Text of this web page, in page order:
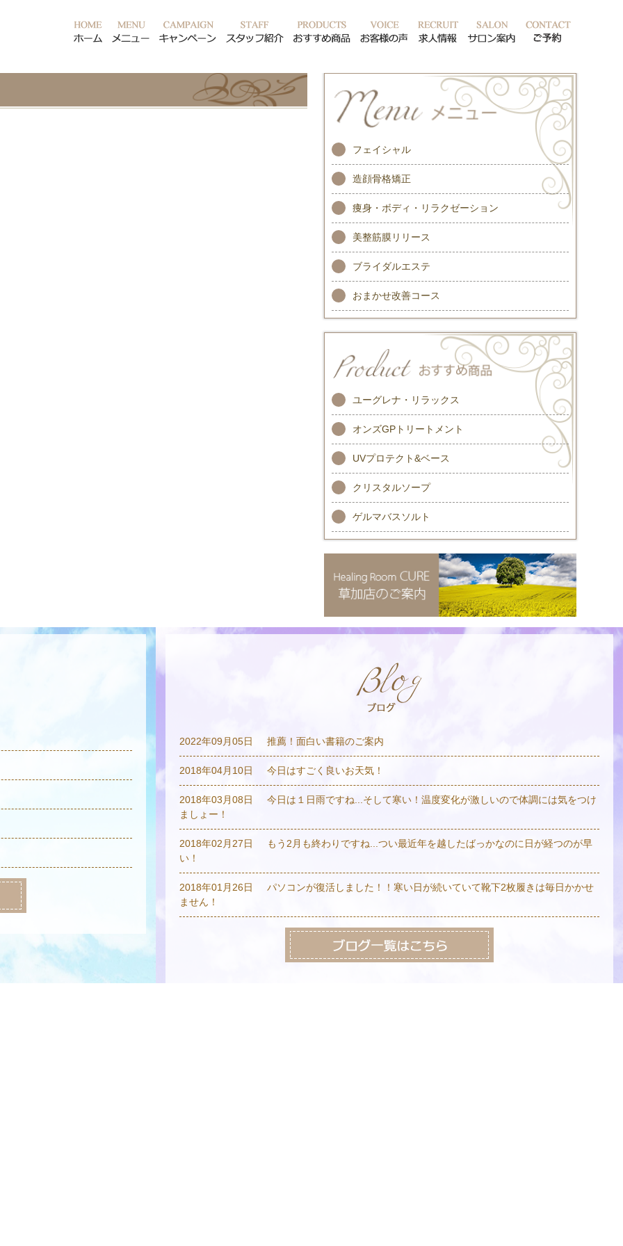
ホーム メニュー キャンペーン スタッフ紹介 おすすめ商品お客様の声 求人情報 サロン案内
フェイシャル
造顔骨格矯正
痩身・ボディ・リラクゼーション
美整筋膜リリース
ブライダルエステ
おまかせ改善コース
ユーグレナ・リラックス
オンズGPトリートメント
UVプロテクト&ベース
クリスタルソープ
ゲルマバスソルト
2022年09月05日 推薦！面白い書籍のご案内
2018年04月10日 今日はすごく良いお天気！
2018年03月08日
今日は１日雨ですね...そして寒い！温度変化が激しいので体調には気をつけ
ましょー！
2018年02月27日
もう2月も終わりですね...つい最近年を越したばっかなのに日が経つのが早
い！
2018年01月26日
パソコンが復活しました！！寒い日が続いていて靴下2枚履きは毎日かかせ
ません！